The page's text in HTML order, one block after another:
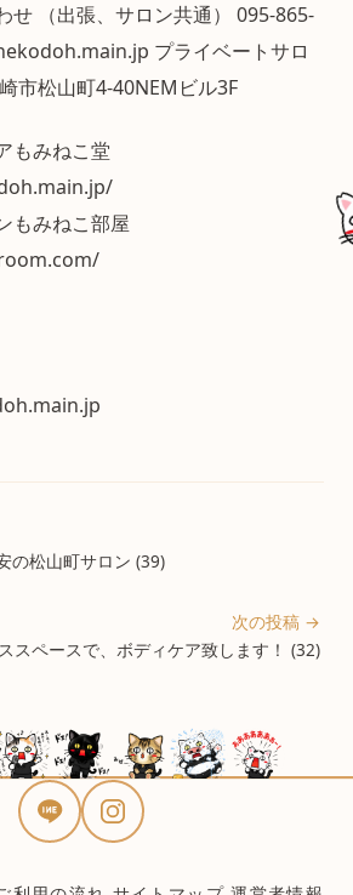
せ （出張、サロン共通） 095-865-
プライベートサロ
市松山町4-40NEMビル3F
もみねこ堂
もみねこ部屋
の松山町サロン (39)
次の投稿 →
スペースで、ボディケア致します！ (32)